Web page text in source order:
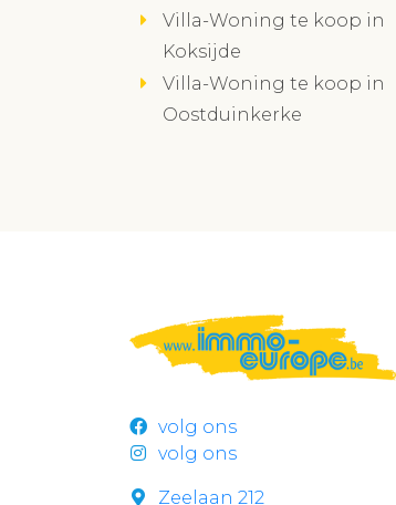
Villa-Woning te koop in
Koksijde
Villa-Woning te koop in
Oostduinkerke
volg ons
volg ons
Zeelaan 212